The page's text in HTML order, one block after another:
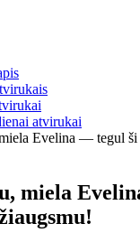
atvirukai
Evelina — tegul ši
miela